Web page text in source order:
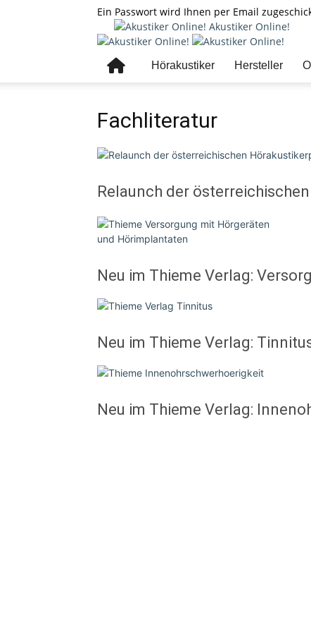
Ein Passwort wird Ihnen per Email
Akustiker Online!
Hörakustiker Hersteller
Fachliteratur
Relaunch der
Neu im Thieme Verlag:
Neu im Thieme Verlag:
Neu im Thieme Verlag: